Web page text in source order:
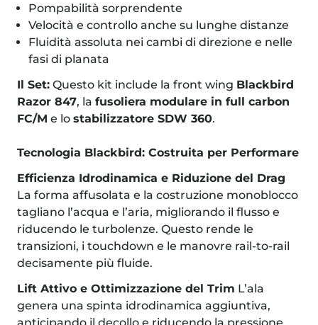
Pompabilità sorprendente
Velocità e controllo anche su lunghe distanze
Fluidità assoluta nei cambi di direzione e nelle
fasi di planata
Il Set: Questo kit include la front wing Blackbird
Razor 847, la fusoliera modulare in full carbon
FC/M e lo stabilizzatore SDW 360.
Tecnologia Blackbird: Costruita per Performare
Efficienza Idrodinamica e Riduzione del Drag
La forma affusolata e la costruzione monoblocco
tagliano l’acqua e l’aria, migliorando il flusso e
riducendo le turbolenze. Questo rende le
transizioni, i touchdown e le manovre rail-to-rail
decisamente più fluide.
Lift Attivo e Ottimizzazione del Trim L’ala
genera una spinta idrodinamica aggiuntiva,
anticipando il decollo e riducendo la pressione